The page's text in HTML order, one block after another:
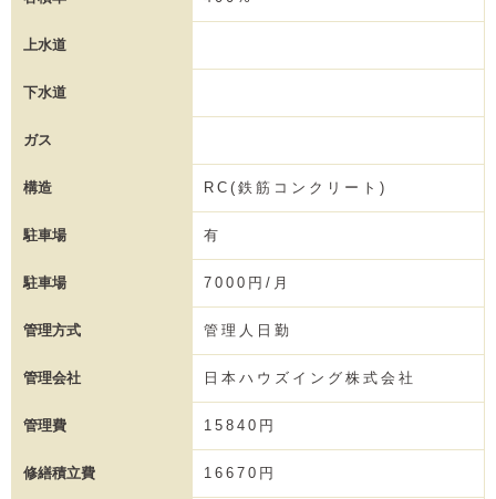
上水道
下水道
ガス
構造 RC(鉄筋コンクリート)
駐車場 有
駐車場 7000円/月
管理方式 管理人日勤
管理会社 日本ハウズイング株式会社
管理費 15840円
修繕積立費 16670円